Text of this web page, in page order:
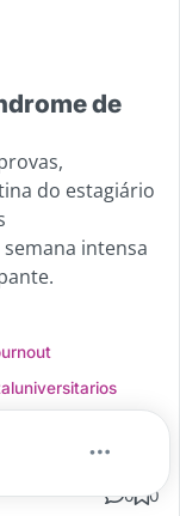
de
do estagiário
intensa
0 0